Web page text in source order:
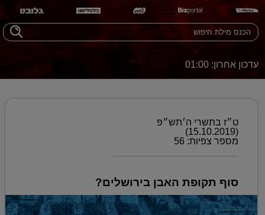
עדכון אחרון: 01:00
ט״ז בתשרי ה׳תש״פ
(15.10.2019)
מספר צפיות: 56
סוף תקופת האבן בירושלים?